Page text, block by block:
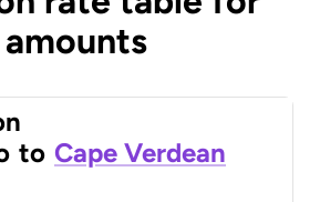
to Cape Verdean